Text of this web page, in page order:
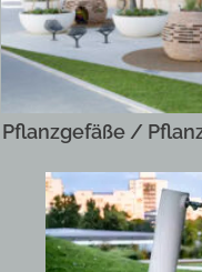
Pflanzgefäße /